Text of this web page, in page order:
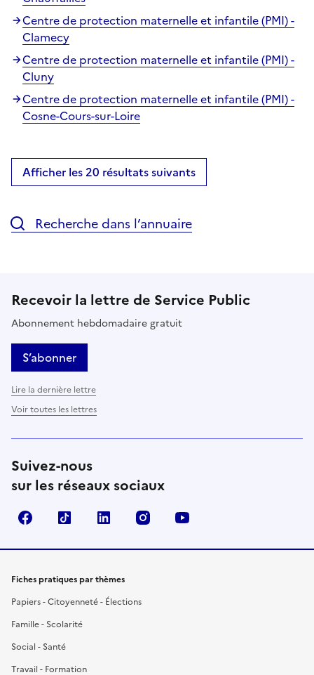
Centre de protection maternelle et infantile (PMI) -
Clamecy
Centre de protection maternelle et infantile (PMI) -
Cluny
Centre de protection maternelle et infantile (PMI) -
Cosne-Cours-sur-Loire
Afficher les 20 résultats suivants
Recherche dans l’annuaire
Recevoir la lettre de Service Public
Abonnement hebdomadaire gratuit
S’abonner
Lire la dernière lettre
Voir toutes les lettres
Suivez-nous
sur les réseaux sociaux
FacebookTikTok LinkedIn Instagram
Fiches pratiques par thèmes
Papiers - Citoyenneté - Élections
Famille - Scolarité
Social - Santé
Travail - Formation